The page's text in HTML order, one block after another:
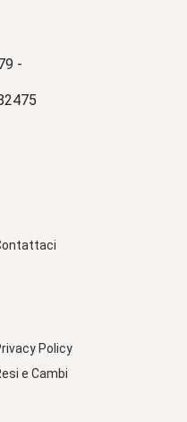
-
Policy
e Cambi